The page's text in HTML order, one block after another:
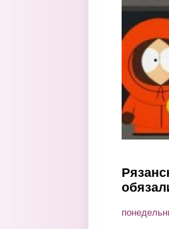
Перейти к основному содержанию